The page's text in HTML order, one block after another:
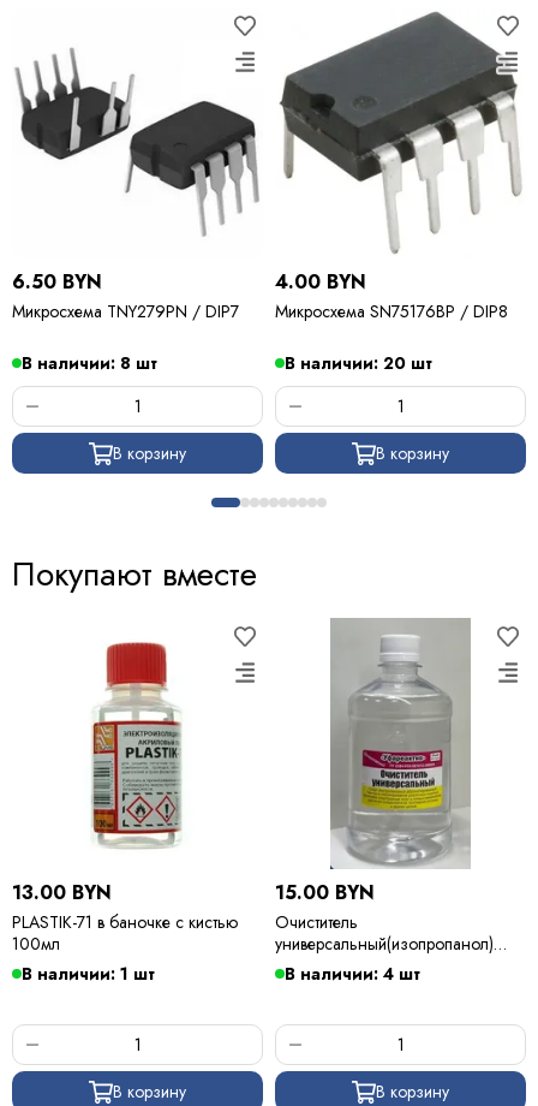
6.50 BYN
Микросхема TNY279PN / DIP7
В наличии: 8 шт
В корзину
4.00 BYN
Микросхема SN75176BP / DIP8
В наличии: 20 шт
В корзину
Покупают вместе
13.00 BYN
PLASTIK-71 в баночке с кистью
100мл
В наличии: 1 шт
В корзину
15.00 BYN
Очиститель
универсальный(изопропанол)
500мл
В наличии: 4 шт
В корзину